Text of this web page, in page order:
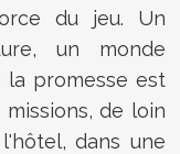
du jeu. Un
un monde
la promesse est
de loin
dans une